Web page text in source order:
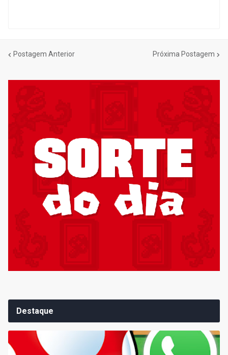
Postagem Anterior Próxima Postagem
Destaque